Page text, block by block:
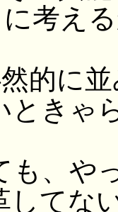
考え
的に
ときゃ
も、や
してな